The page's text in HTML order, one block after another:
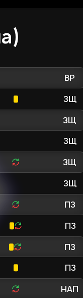
ВР
ЗЩ
ЗЩ
ЗЩ
ЗЩ
ЗЩ
ПЗ
ПЗ
ПЗ
ПЗ
НАП